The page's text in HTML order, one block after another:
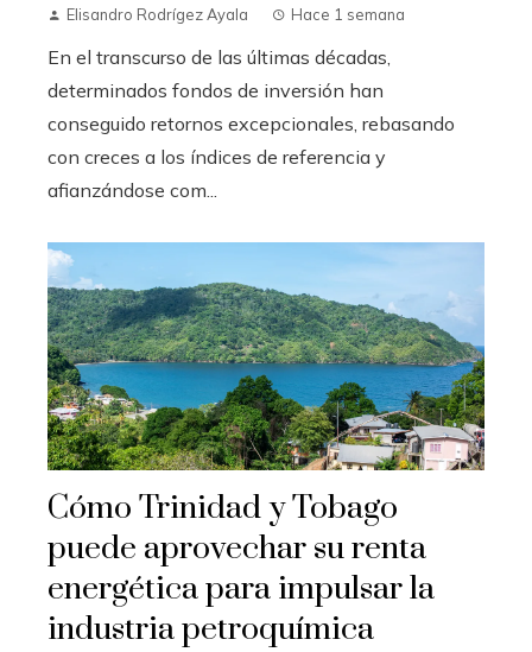
Elisandro Rodrígez Ayala Hace 1 semana
En el transcurso de las últimas décadas,
determinados fondos de inversión han
conseguido retornos excepcionales, rebasando
con creces a los índices de referencia y
afianzándose com...
Cómo Trinidad y Tobago
puede aprovechar su renta
energética para impulsar la
industria petroquímica